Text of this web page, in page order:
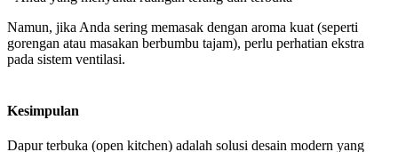
Namun, jika Anda sering memasak dengan aroma kuat (seperti
gorengan atau masakan berbumbu tajam), perlu perhatian ekstra
pada sistem ventilasi.
Kesimpulan
Dapur terbuka (open kitchen) adalah solusi desain modern yang